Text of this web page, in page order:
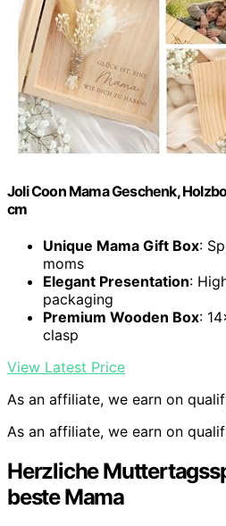
Joli Coon Mama Geschenk,
cm
Unique Mama Gift Box:
moms
Elegant Presentation:
packaging
Premium Wooden Box:
clasp
View Latest Price
As an affiliate, we earn on
As an affiliate, we earn on
Herzliche
beste Mama